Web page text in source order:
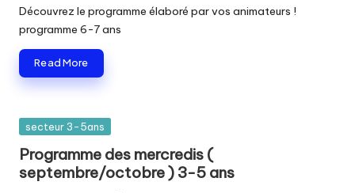
by
Découvrez le programme élaboré par vos animateurs !
programme 6-7 ans
Read More
Posted
secteur 3-5ans
Programme des mercredis (
septembre/octobre ) 3-5 ans